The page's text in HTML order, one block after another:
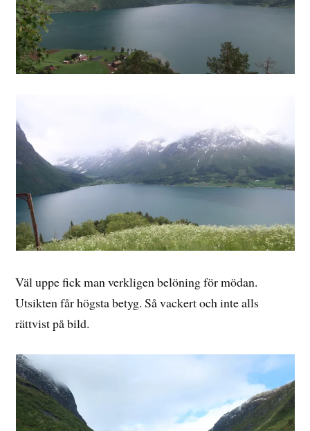
Väl uppe fick man verkligen belöning för mödan.
Utsikten får högsta betyg. Så vackert och inte alls
rättvist på bild.